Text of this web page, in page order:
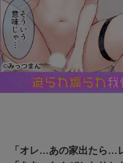
「オレ…あの家出たら…